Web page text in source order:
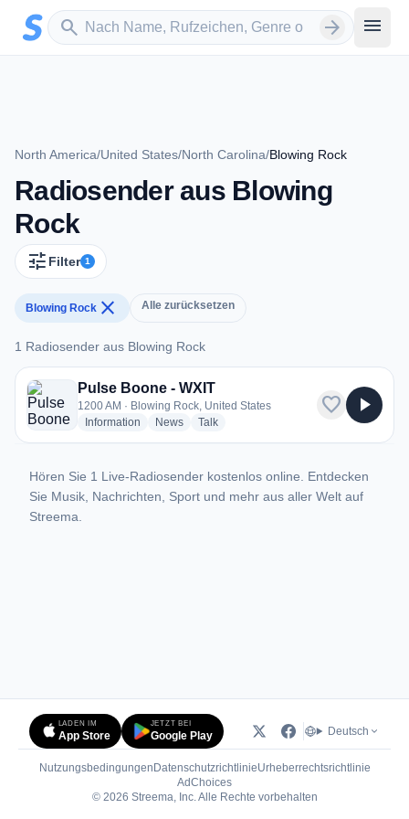
Zum Hauptinhalt springen
search
Sender suchen arrow_forward menu
North America/United States/North Carolina/Blowing Rock
Radiosender aus Blowing
Rock
tune Filter 1
Blowing Rock close Alle zurücksetzen
1 Radiosender aus Blowing Rock
1 Radiosender aus Blowing Rock
Pulse Boone - WXIT
1200 AM · Blowing Rock, United States
Information radio stations
Newsradio stations
Talkradio stations
favorite play_arrow
Hören Sie 1 Live-Radiosender kostenlos online. Entdecken
Sie Musik, Nachrichten, Sport und mehr aus aller Welt auf
Streema.
LADEN IM
App Store
JETZT BEI
Google Play Deutsch
Nutzungsbedingungen DatenschutzrichtlinieUrheberrechtsrichtlinie
AdChoices(öffnet in neuem Tab)
© 2026 Streema, Inc. Alle Rechte vorbehalten